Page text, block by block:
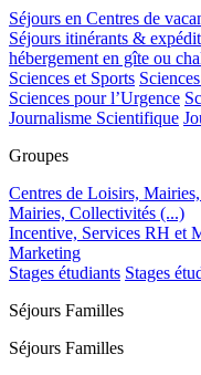
Séjours en Centres de
Séjours itinérants &
hébergement en gîte ou
Sciences et Sports
Sciences pour l’Urgence
Journalisme Scientifique
Groupes
Centres de Loisirs,
Mairies, Collectivités (...)
Incentive, Services RH et
Marketing
Stages étudiants Stages
Séjours Familles
Séjours Familles